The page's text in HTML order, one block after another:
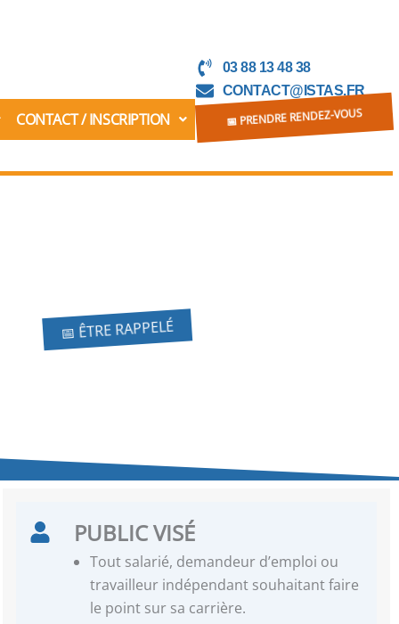
CONTACT / INSCRIPTION
03 88 13 48 38
CONTACT@ISTAS.FR
📅 PRENDRE RENDEZ-VOUS
📅 ÊTRE RAPPELÉ
PUBLIC VISÉ
Tout salarié, demandeur d’emploi ou
travailleur indépendant souhaitant faire
le point sur sa carrière.